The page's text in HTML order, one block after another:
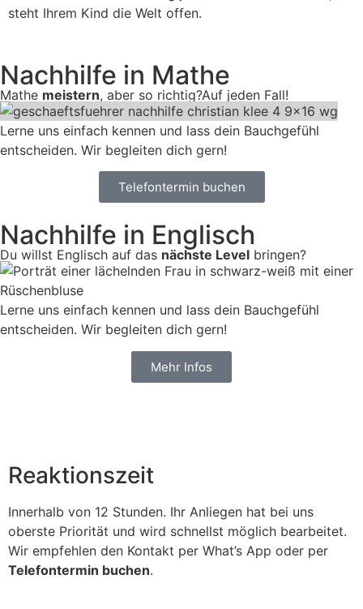
steht Ihrem Kind die Welt offen.
Nachhilfe in Mathe
Mathe meistern, aber so richtig?Auf jeden Fall!
Lerne uns einfach kennen und lass dein Bauchgefühl
entscheiden. Wir begleiten dich gern!
Telefontermin buchen
Nachhilfe in Englisch
Du willst Englisch auf das nächste Level bringen?
Lerne uns einfach kennen und lass dein Bauchgefühl
entscheiden. Wir begleiten dich gern!
Mehr Infos
Reaktionszeit
Innerhalb von 12 Stunden. Ihr Anliegen hat bei uns
oberste Priorität und wird schnellst möglich bearbeitet.
Wir empfehlen den Kontakt per What’s App oder per
Telefontermin buchen.